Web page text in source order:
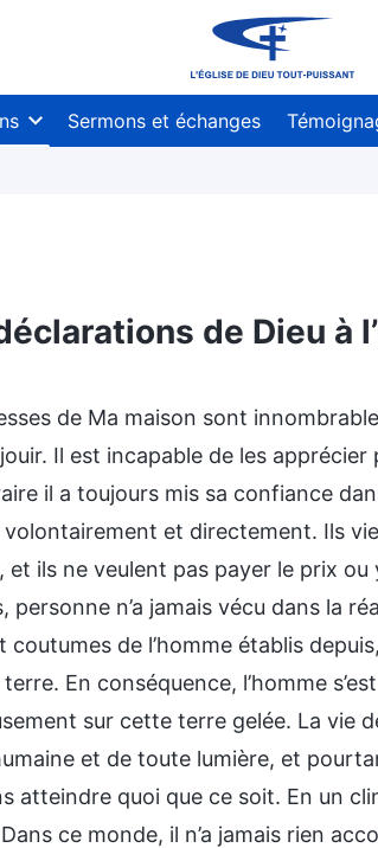
Sermons et échanges
de Dieu à
de Ma maison sont
Il est incapable de les
il a toujours mis sa confiance
et directement. Ils
et ils ne veulent pas payer le prix
personne n’a jamais vécu dans la
coutumes de l’homme établis
terre. En conséquence, l’homme
sur cette terre gelée. La vie
et de toute lumière, et
atteindre quoi que ce soit. En un
ce monde, il n’a jamais rien